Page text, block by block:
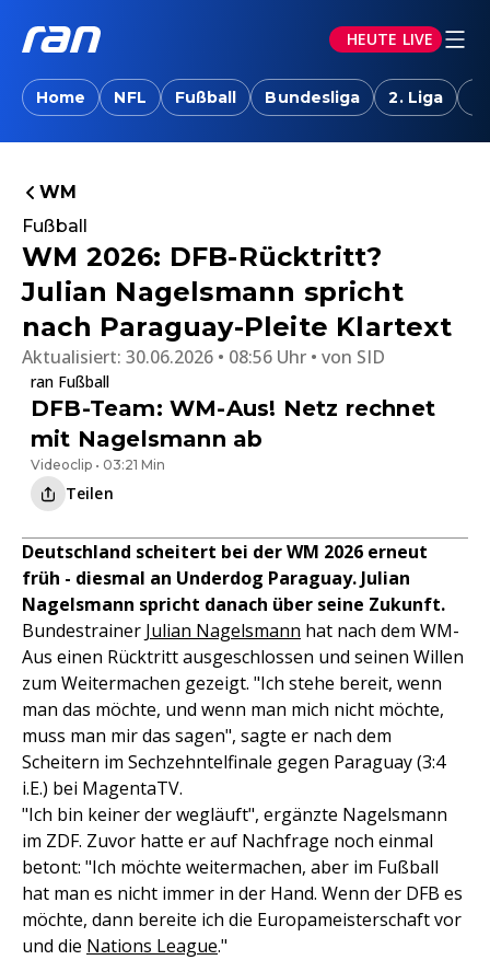
HEUTE LIVE
Home NFL Fußball Bundesliga 2. Liga
WM
Fußball
WM 2026: DFB-Rücktritt?
Julian Nagelsmann spricht
nach Paraguay-Pleite Klartext
Aktualisiert: 30.06.2026 • 08:56 Uhr von SID
ran Fußball
DFB-Team: WM-Aus! Netz rechnet
mit Nagelsmann ab
Videoclip • 03:21 Min
Teilen
Deutschland scheitert bei der WM 2026 erneut
früh - diesmal an Underdog Paraguay. Julian
Nagelsmann spricht danach über seine Zukunft.
Bundestrainer Julian Nagelsmann hat nach dem WM-
Aus einen Rücktritt ausgeschlossen und seinen Willen
zum Weitermachen gezeigt. "Ich stehe bereit, wenn
man das möchte, und wenn man mich nicht möchte,
muss man mir das sagen", sagte er nach dem
Scheitern im Sechzehntelfinale gegen Paraguay (3:4
i.E.) bei MagentaTV.
"Ich bin keiner der wegläuft", ergänzte Nagelsmann
im ZDF. Zuvor hatte er auf Nachfrage noch einmal
betont: "Ich möchte weitermachen, aber im Fußball
hat man es nicht immer in der Hand. Wenn der DFB es
möchte, dann bereite ich die Europameisterschaft vor
und die Nations League."